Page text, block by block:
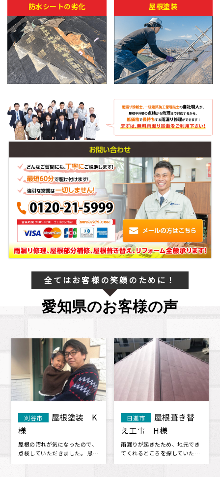
防水シートの劣化 屋根塗装
全てはお客様の笑顔のために！
愛知県のお客様の声
みよし市
外壁・付帯
部塗装 U様
指名4社の内、事前調査の内容
が一番適格であると判断しまし
みよし市
屋根葺き替
え Y歯科様
大変お世話になりました。 丁寧
で確実なお仕事ありがとうござ